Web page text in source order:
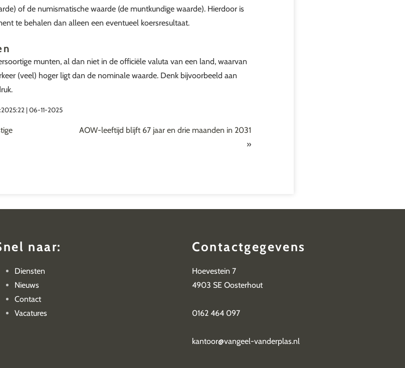
of de numismatische waarde (de muntkundige waarde). Hierdoor is
te behalen dan alleen een eventueel koersresultaat.
munten, al dan niet in de officiële valuta van een land, waarvan
(veel) hoger ligt dan de nominale waarde. Denk bijvoorbeeld aan
| 06-11-2025
AOW-leeftijd blijft 67 jaar en drie maanden in 2031
»
naar:
Diensten
Nieuws
Contact
Vacatures
Contactgegevens
Hoevestein 7
4903 SE Oosterhout
0162 464 097
kantoor@vangeel-vanderplas.nl